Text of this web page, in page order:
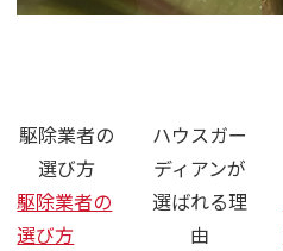
駆除業者の
選び方
駆除業者の
選び方
ハウスガー
ディアンが
選ばれる理
由